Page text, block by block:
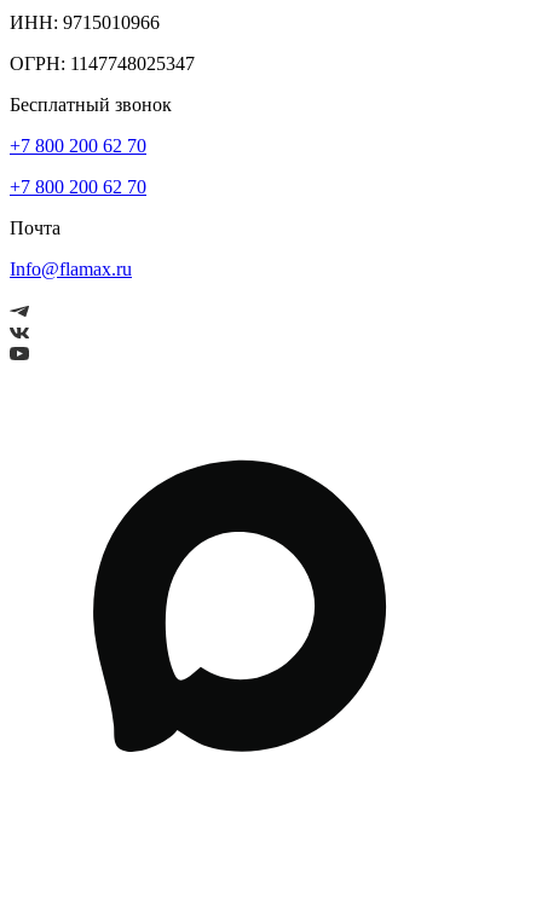
ИНН: 9715010966
ОГРН: 1147748025347
Бесплатный звонок
+7 800 200 62 70
+7 800 200 62 70
Почта
Info@flamax.ru